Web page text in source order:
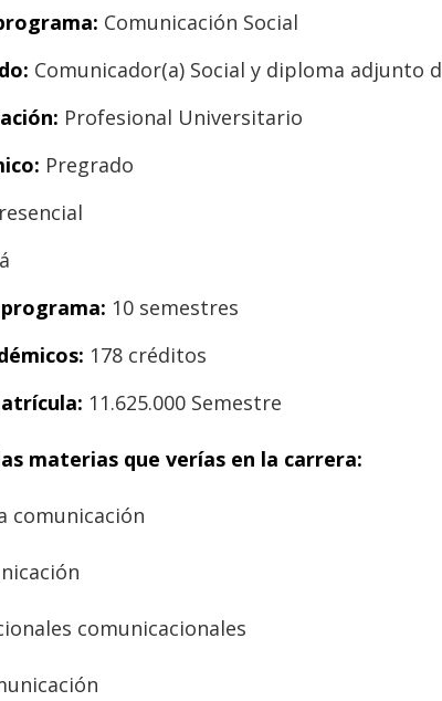
Comunicación Social
Comunicador(a) Social y diploma adjunto
Profesional Universitario
Pregrado
10 semestres
178 créditos
11.625.000 Semestre
materias que verías en la carrera:
comunicación
comunicacionales